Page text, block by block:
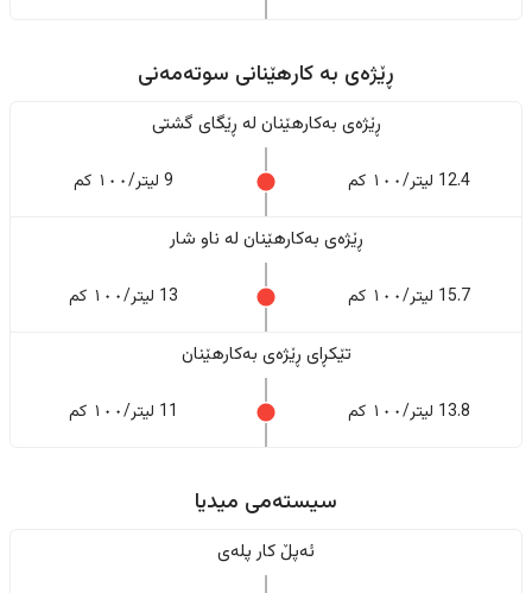
ڕێژەى به کارهێنانی سوتەمەنی
ڕێژەى بەکارهێنان له ڕێگای گشتی
12.4 لیتر/١٠٠ کم 9 لیتر/١٠٠ کم
ڕێژەى بەکارهێنان له ناو شار
15.7 لیتر/١٠٠ کم 13 لیتر/١٠٠ کم
تێکڕای ڕێژەى بەکارهێنان
13.8 لیتر/١٠٠ کم 11 لیتر/١٠٠ کم
سیستەمی میدیا
ئەپڵ کار پلەی